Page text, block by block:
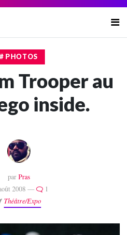
# PHOTOS
Trooper au
inside.
par Pras
2008 —
1
Théâtre/Expo